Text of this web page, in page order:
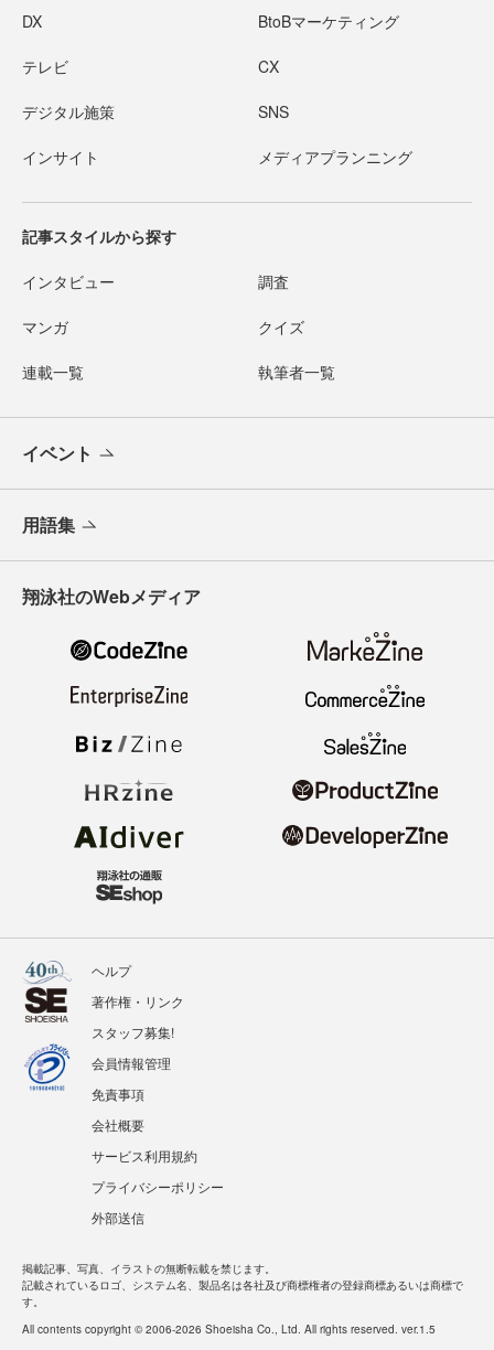
DX BtoBマーケティング
テレビ CX
デジタル施策 SNS
インサイト メディアプランニング
記事スタイルから探す
インタビュー 調査
マンガ クイズ
連載一覧 執筆者一覧
イベント
用語集
翔泳社のWebメディア
ヘルプ
著作権・リンク
スタッフ募集!
会員情報管理
免責事項
会社概要
サービス利用規約
プライバシーポリシー
外部送信
掲載記事、写真、イラストの無断転載を禁じます。
記載されているロゴ、システム名、製品名は各社及び商標権者の登録商標あるいは商標で
す。
All contents copyright © 2006-2026 Shoeisha Co., Ltd. All rights reserved. ver.1.5